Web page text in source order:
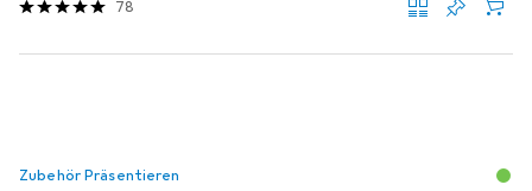
78
Zubehör Präsentieren